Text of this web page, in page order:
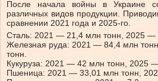
После начала войны в Украине
различных видов продукции.
сравнении 2021 года и 2025-го.
Сталь: 2021 — 21,4 млн тонн, 2025 —
Железная руда: 2021 — 84,4 млн
тонн.
Кукуруза: 2021 — 42 млн тонн, 2025
Пшеница: 2021 — 33,01 млн тонн,